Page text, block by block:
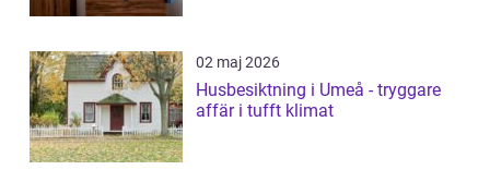
02 maj 2026
Husbesiktning i Umeå - tryggare
affär i tufft klimat